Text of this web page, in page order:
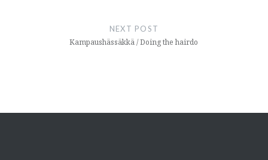
NEXT POST
Kampaushässäkkä / Doing the hairdo